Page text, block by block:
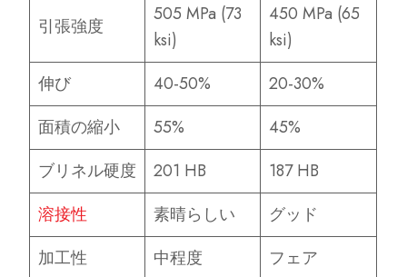
引張強度
505 MPa (73
ksi)
450 MPa (65
ksi)
伸び
40-50%
20-30%
面積の縮小
55%
45%
ブリネル硬度
201 HB
187 HB
溶接性
素晴らしい
グッド
加工性
中程度 フェア